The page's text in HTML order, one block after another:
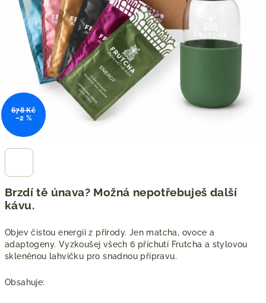
Brzdí tě únava? Možná nepotřebuješ další
kávu.
Objev čistou energii z přírody. Jen matcha, ovoce a
adaptogeny. Vyzkoušej všech 6 příchutí Frutcha a stylovou
skleněnou lahvičku pro snadnou přípravu.
Obsahuje:
678 Kč
–2 %